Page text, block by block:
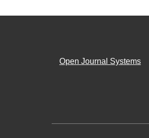
Open Journal Systems